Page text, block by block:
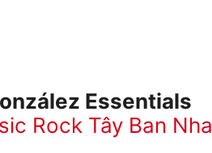
Essentials
Rock Tây Ban Nha